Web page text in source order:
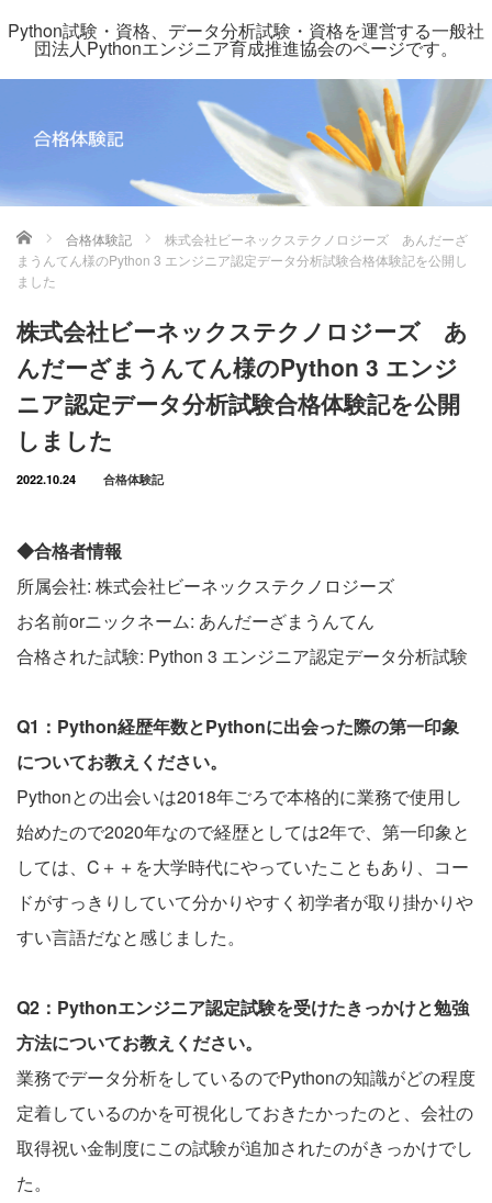
Python試験・資格、データ分析試験・資格を運営する一般社
団法人Pythonエンジニア育成推進協会のページです。
ホーム 合格体験記
株式会社ビーネックステクノロジーズ あんだーざ
まうんてん様のPython 3 エンジニア認定データ分析試験合格体験記を公開し
ました
株式会社ビーネックステクノロジーズ あ
んだーざまうんてん様のPython 3 エンジ
ニア認定データ分析試験合格体験記を公開
しました
2022.10.24 合格体験記
◆合格者情報
所属会社: 株式会社ビーネックステクノロジーズ
お名前orニックネーム: あんだーざまうんてん
合格された試験: Python 3 エンジニア認定データ分析試験
Q1：Python経歴年数とPythonに出会った際の第一印象
についてお教えください。
Pythonとの出会いは2018年ごろで本格的に業務で使用し
始めたので2020年なので経歴としては2年で、第一印象と
しては、C＋＋を大学時代にやっていたこともあり、コー
ドがすっきりしていて分かりやすく初学者が取り掛かりや
すい言語だなと感じました。
Q2：Pythonエンジニア認定試験を受けたきっかけと勉強
方法についてお教えください。
業務でデータ分析をしているのでPythonの知識がどの程度
定着しているのかを可視化しておきたかったのと、会社の
取得祝い金制度にこの試験が追加されたのがきっかけでし
た。